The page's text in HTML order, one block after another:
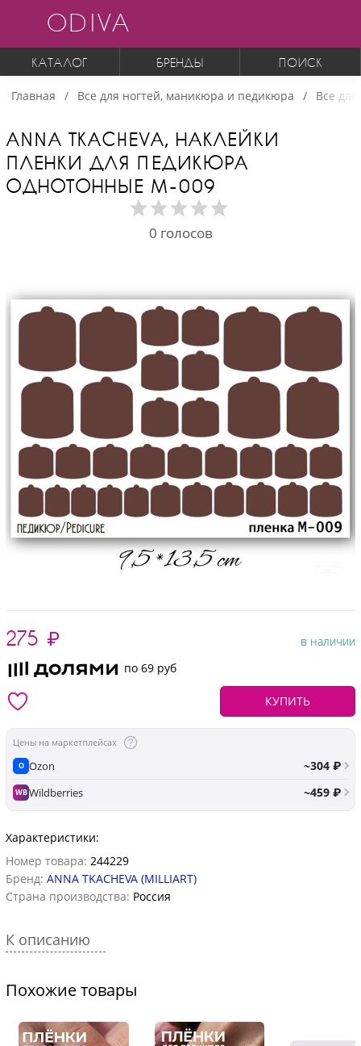
ODIVA
КАТАЛОГ БРЕНДЫ ПОИСК
Главная Все для ногтей, маникюра и педикюра Все
ANNA TKACHEVA, НАКЛЕЙКИ
ПЛЕНКИ ДЛЯ ПЕДИКЮРА
ОДНОТОННЫЕ М-009
0 голосов
275 ₽
в наличии
по 69 руб
КУПИТЬ
Цены на маркетплейсах
O Ozon ~304 ₽
WBWildberries ~459 ₽
Характеристики:
Номер товара: 244229
Бренд: ANNA TKACHEVA (MILLIART)
Страна производства: Россия
К описанию
Похожие товары